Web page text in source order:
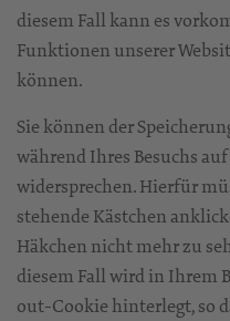
diesem Fall kann es
Funktionen unserer
können.
Sie können der
während Ihres Besuchs
widersprechen. Hierfür
stehende Kästchen
Häkchen nicht mehr zu
diesem Fall wird in Ihrem
out-Cookie hinterlegt, so